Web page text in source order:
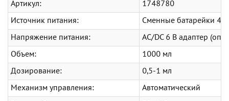
Артикул: 1748780
Источник питания: Сменные батарейки
Напряжение питания: AC/DC 6 В адаптер
Объем: 1000 мл
Дозирование: 0,5-1 мл
Механизм управления: Автоматический